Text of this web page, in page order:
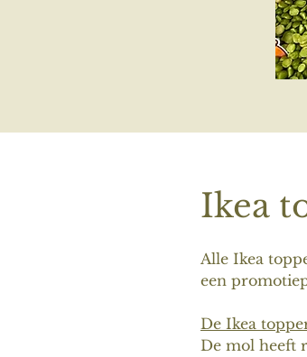
Ikea
Alle Ikea
een
De Ikea
De mol heeft